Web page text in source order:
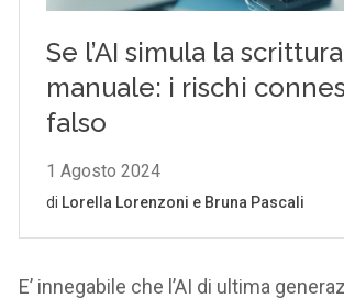
E’ innegabile che l’AI di ultima